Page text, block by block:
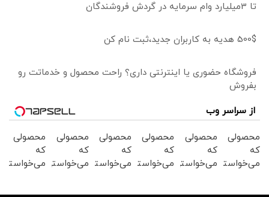
تا 3میلیارد وام سرمایه در گردش فروشندگان
500$ هدیه به کاربران جدید،ثبت نام کن
فروشگاه حضوری یا اینترنتی داری؟ راحت محصول و خدماتت رو
بفروش
از سراسر وب
محصولی
که
می‌خواستی
محصولی
که
می‌خواستی
محصولی
که
می‌خواستی
محصولی
که
می‌خواستی
محصولی
که
می‌خواستی
محصولی
که
می‌خواستی